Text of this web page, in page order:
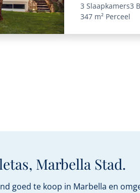
3 Slaapkamers3
347 m² Perceel
Marbella Stad.
goed te koop in Marbella en